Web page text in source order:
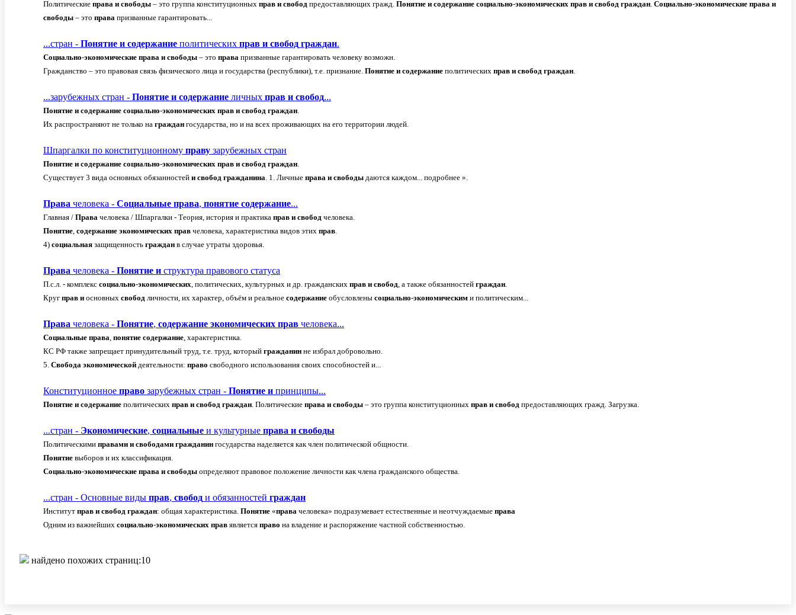
Политические права и свободы – это группа конституционных прав и свобод предоставляющих гражд. Понятие и содержание социально-экономических прав и свобод граждан Социально-экономические права и
свободы – это права призванные гарантировать...
...стран - Понятие и содержание политических прав и свобод граждан.
Социально-экономические права и свободы – это права призванные гарантировать человеку возможн.
Гражданство – это правовая связь физического лица и государства (республики), т.е. признание. Понятие и содержание политических прав и свобод граждан
...зарубежных стран - Понятие и содержание личных прав и свобод...
Понятие и содержание социально-экономических прав и свобод граждан
Их распространяют не только на граждан государства, но и на всех проживающих на его территории людей.
Шпаргалки по конституционному праву зарубежных стран
Понятие и содержание социально-экономических прав и свобод граждан
Существует 3 вида основных обязанностей и свобод гражданина . 1. Личные права и свободы даются каждом... подробнее ».
Права человека - Социальные права, понятие содержание...
Главная / Права человека / Шпаргалки - Теория, история и практика прав и свобод человека.
Понятие содержание экономических прав человека, характеристика видов этих прав
4) социальная защищенность граждан в случае утраты здоровья.
Права человека - Понятие и структура правового статуса
П.с.л. - комплекс социально-экономических , политических, культурных и др. гражданских прав и свобод , а также обязанностей граждан
Круг прав и основных свобод личности, их характер, объём и реальное содержание обусловлены социально-экономическим и политическим...
Права человека - Понятие, содержание экономических прав человека...
Социальные права понятие содержание , характеристика.
КС РФ также запрещает принудительный труд, т.е. труд, который гражданин не избрал добровольно.
5. Свобода экономической деятельности: право свободного использования своих способностей и...
Конституционное право зарубежных стран - Понятие и принципы...
Понятие и содержание политических прав и свобод граждан . Политические права и свободы – это группа конституционных прав и свобод предоставляющих гражд. Загрузка.
...стран - Экономические, социальные и культурные права и свободы
Политическими правами и свободами гражданин государства наделяется как член политической общности.
Понятие выборов и их классификация.
Социально-экономические права и свободы определяют правовое положение личности как члена гражданского общества.
...стран - Основные виды прав, свобод и обязанностей граждан
Институт прав и свобод граждан: общая характеристика. Понятие «права человека» подразумевает естественные и неотчуждаемые права
Одним из важнейших социально-экономических прав является право на владение и распоряжение частной собственностью.
найдено похожих страниц:10